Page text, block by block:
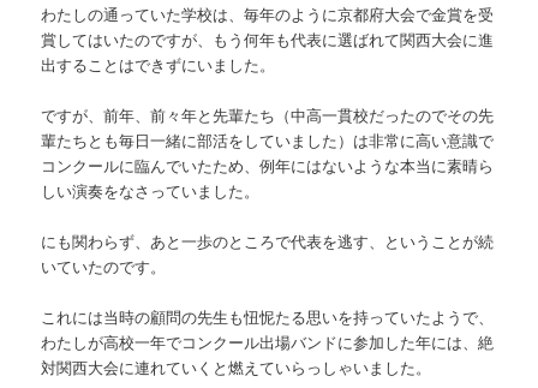
わたしの通っていた学校は、毎年のように京都府大会で金賞を受
賞してはいたのですが、もう何年も代表に選ばれて関西大会に進
出することはできずにいました。
ですが、前年、前々年と先輩たち（中高一貫校だったのでその先
輩たちとも毎日一緒に部活をしていました）は非常に高い意識で
コンクールに臨んでいたため、例年にはないような本当に素晴ら
しい演奏をなさっていました。
にも関わらず、あと一歩のところで代表を逃す、ということが続
いていたのです。
これには当時の顧問の先生も忸怩たる思いを持っていたようで、
わたしが高校一年でコンクール出場バンドに参加した年には、絶
対関西大会に連れていくと燃えていらっしゃいました。